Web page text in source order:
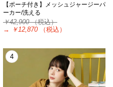
【ポーチ付き】メッシュジャージーパ
ーカー/洗える
￥42,900（税込）
→
￥12,870 （税込）
4